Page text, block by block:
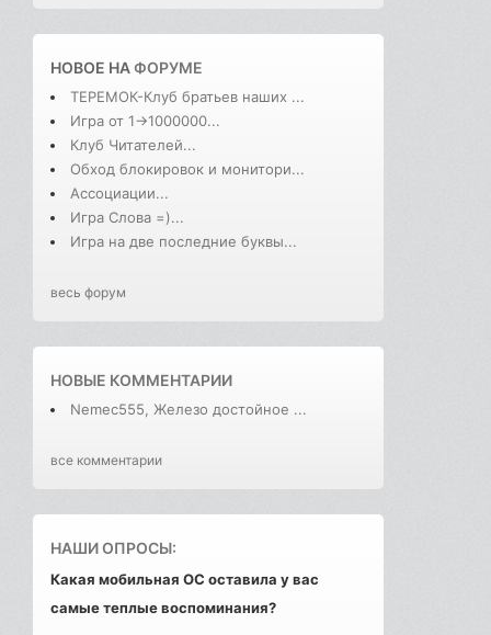
НОВОЕ НАФОРУМЕ
ТЕРЕМОК-Клуб братьев наших ...
Игра от 1->1000000...
Клуб Читателей...
Обход блокировок и монитори...
Ассоциации...
Игра Слова =)...
Игра на две последние буквы...
весь форум
НОВЫЕ КОММЕНТАРИИ
Nemec555, Железо достойное ...
все комментарии
НАШИ ОПРОСЫ:
Какая мобильная ОС оставила у вас
самые теплые воспоминания?